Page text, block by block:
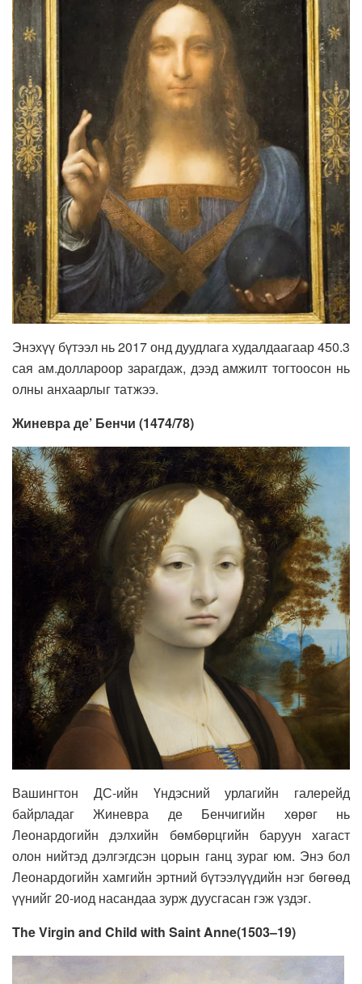
Энэхүү бүтээл нь 2017 онд дуудлага худалдаагаар 450.3
сая ам.доллароор зарагдаж, дээд амжилт тогтоосон нь
олны анхаарлыг татжээ.
Жиневра де’ Бенчи (1474/78)
Вашингтон ДС-ийн Үндэсний урлагийн галерейд
байрладаг Жиневра де Бенчигийн хөрөг нь
Леонардогийн дэлхийн бөмбөрцгийн баруун хагаст
олон нийтэд дэлгэгдсэн цорын ганц зураг юм. Энэ бол
Леонардогийн хамгийн эртний бүтээлүүдийн нэг бөгөөд
үүнийг 20-иод насандаа зурж дуусгасан гэж үздэг.
The Virgin and Child with Saint Anne(1503–19)